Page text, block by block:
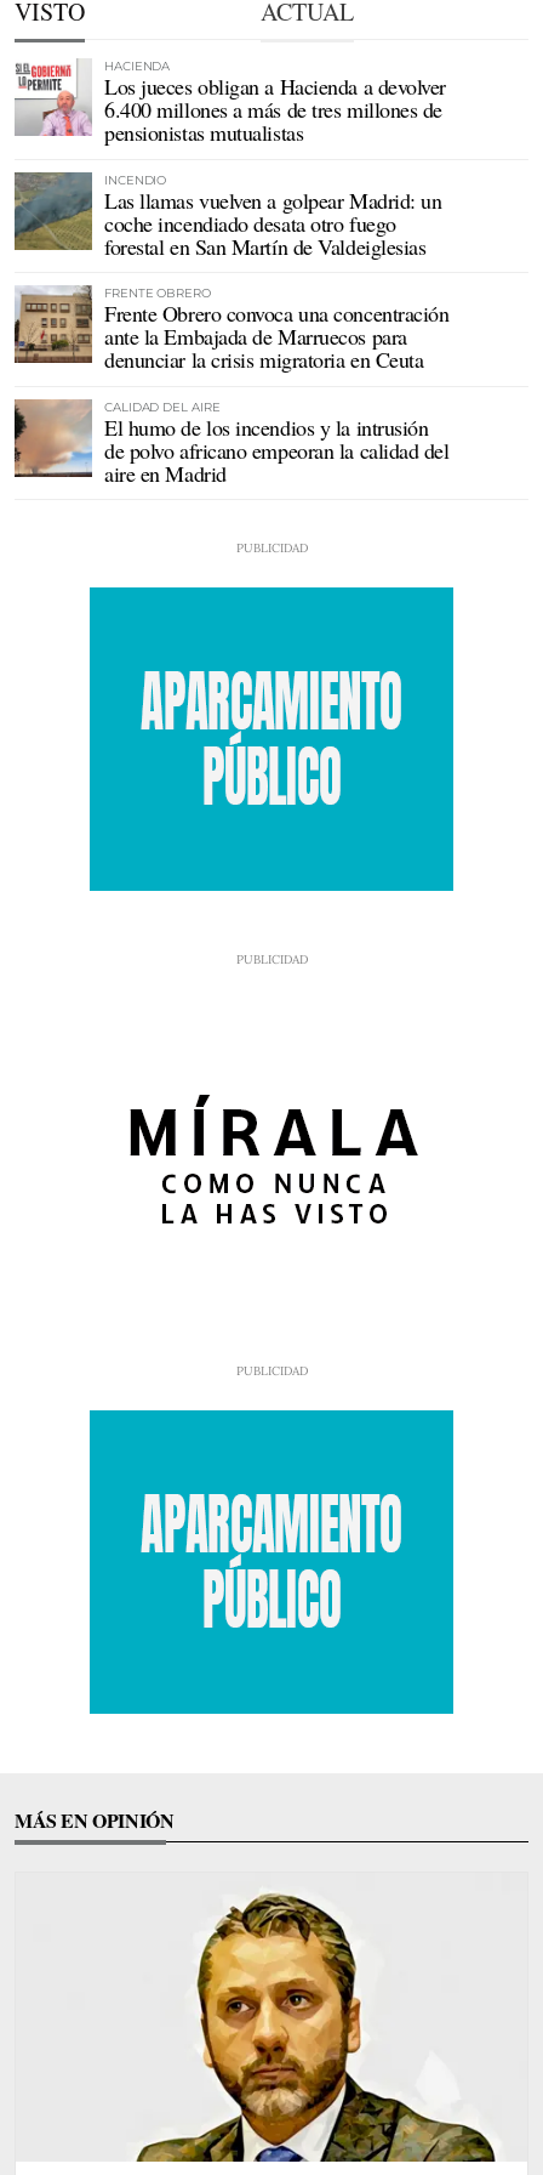
VISTO ACTUAL
HACIENDA
Los jueces obligan a Hacienda a devolver
6.400 millones a más de tres millones de
pensionistas mutualistas
INCENDIO
Las llamas vuelven a golpear Madrid: un
coche incendiado desata otro fuego
forestal en San Martín de Valdeiglesias
FRENTE OBRERO
Frente Obrero convoca una concentración
ante la Embajada de Marruecos para
denunciar la crisis migratoria en Ceuta
CALIDAD DEL AIRE
El humo de los incendios y la intrusión
de polvo africano empeoran la calidad del
aire en Madrid
MÁS EN OPINIÓN